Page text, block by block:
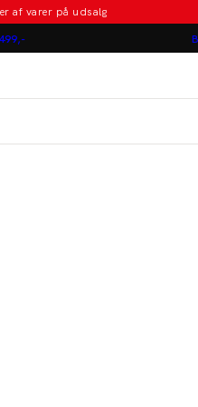
af varer på udsalg
i nye farver
fra 1499 kr.
Lindbergh